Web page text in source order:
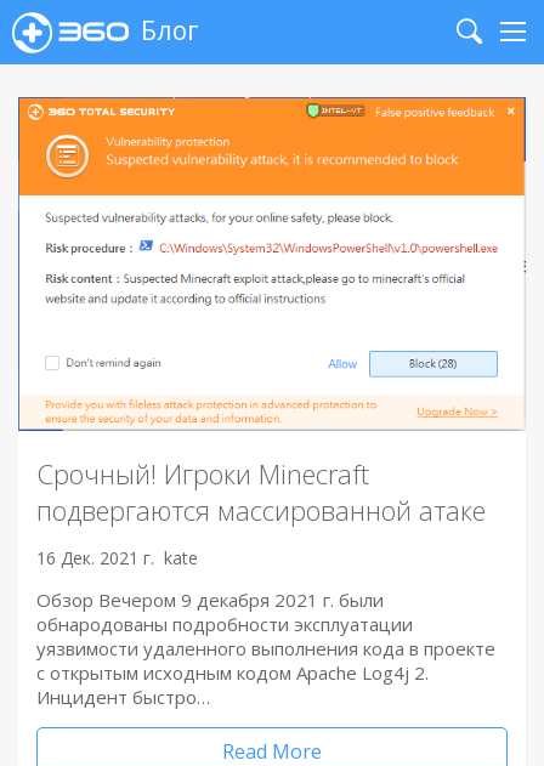
Блог
Search
Срочный! Игроки Minecraft
подвергаются массированной атаке
16 Дек. 2021 г. kate
Обзор Вечером 9 декабря 2021 г. были
обнародованы подробности эксплуатации
уязвимости удаленного выполнения кода в проекте
с открытым исходным кодом Apache Log4j 2.
Инцидент быстро…
Read More